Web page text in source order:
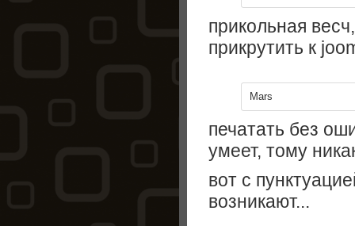
прикольная
прикрутить к
Mars
печатать без
умеет, тому
вот с
возникают...